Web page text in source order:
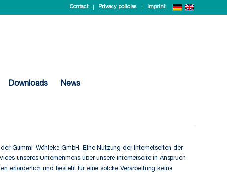
Contact Privacy policies Imprint
Downloads News
Gummi-Wöhleke GmbH. Eine Nutzung der Internetseiten der
unseres Unternehmens über unsere Internetseite in Anspruch
erforderlich und besteht für eine solche Verarbeitung keine